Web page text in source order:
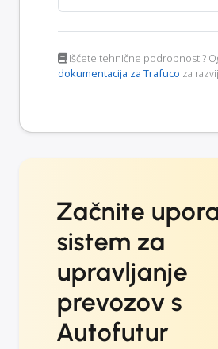
Iščete tehnične podrobnosti?
dokumentacija za Trafuco za
Začnite
sistem za
upravljanje
prevozov s
Autofutur